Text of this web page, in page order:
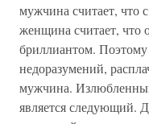
мужчина считает, что
женщина считает, что
бриллиантом.
недоразумений,
мужчина.
является следующий.